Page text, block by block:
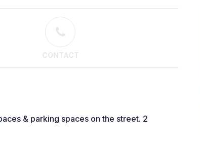
CONTACT
& parking spaces on the street. 2